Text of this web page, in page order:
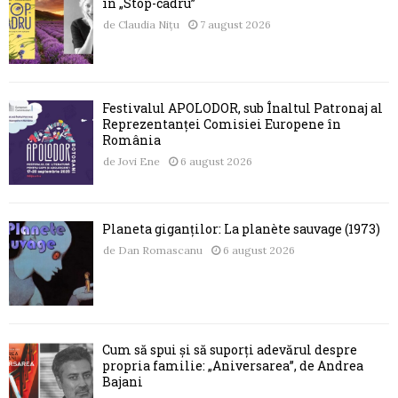
de Claudia Nițu 7 august 2026
Festivalul APOLODOR, sub Înaltul Patronaj al
Reprezentanței Comisiei Europene în
România
de Jovi Ene 6 august 2026
Planeta giganților: La planète sauvage (1973)
de Dan Romascanu 6 august 2026
Cum să spui și să suporți adevărul despre
propria familie: „Aniversarea”, de Andrea
Bajani